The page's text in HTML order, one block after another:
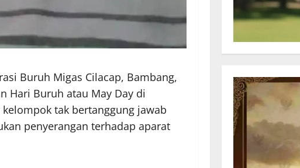
Buruh Migas Cilacap, Bambang,
Hari Buruh atau May Day di
tak bertanggung jawab
penyerangan terhadap aparat